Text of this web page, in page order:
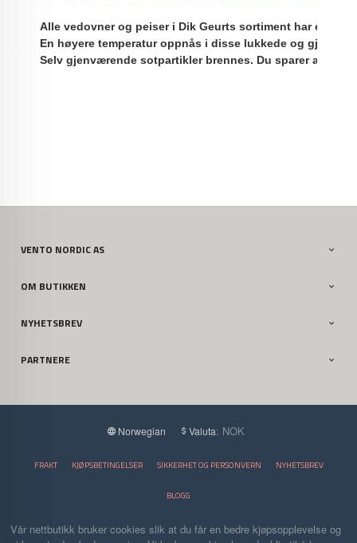
Alle vedovner og peiser i Dik Geurts sortiment har en
En høyere temperatur oppnås i disse lukkede og
Selv gjenværende sotpartikler brennes. Du sparer altså
VENTO NORDIC AS
OM BUTIKKEN
NYHETSBREV
PARTNERE
Norwegian Valuta: NOK
FRAKT KJØPSBETINGELSER SIKKERHET OG PERSONVERN NYHETSBREV
BLOGG
Vår nettbutikk bruker cookies slik at du får en bedre kjøpsopplevelse og